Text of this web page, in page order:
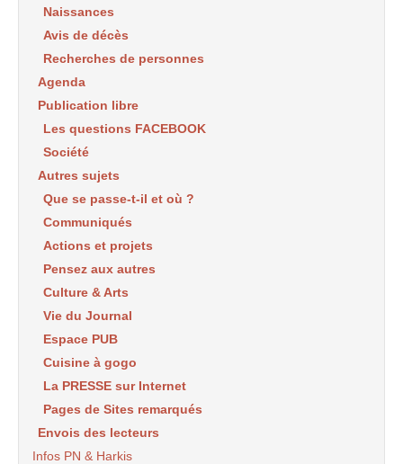
Naissances
Avis de décès
Recherches de personnes
Agenda
Publication libre
Les questions FACEBOOK
Société
Autres sujets
Que se passe-t-il et où ?
Communiqués
Actions et projets
Pensez aux autres
Culture & Arts
Vie du Journal
Espace PUB
Cuisine à gogo
La PRESSE sur Internet
Pages de Sites remarqués
Envois des lecteurs
Infos PN & Harkis